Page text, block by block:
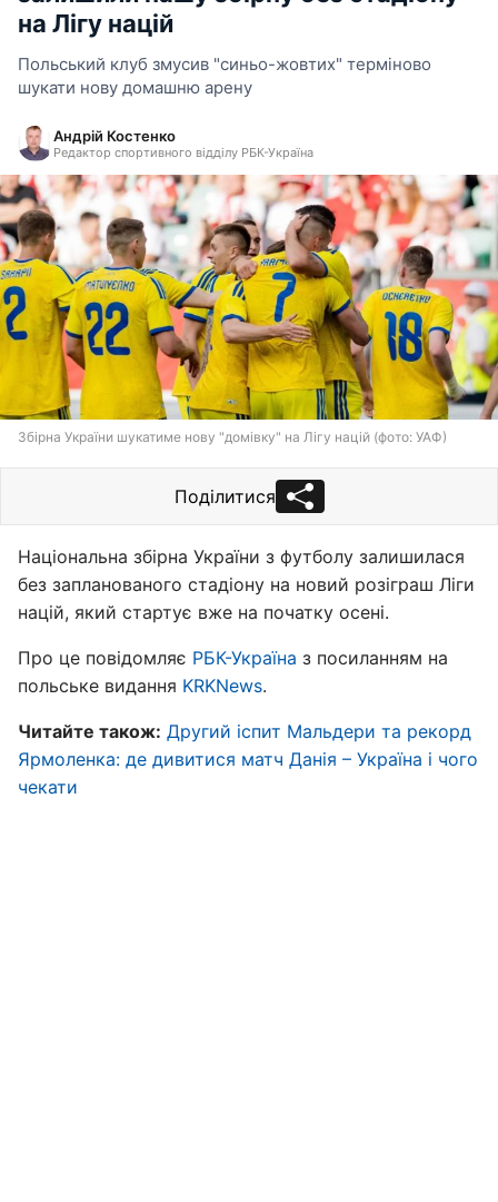
на Лігу націй
Польський клуб змусив "синьо-жовтих" терміново
шукати нову домашню арену
Андрій Костенко
Редактор спортивного відділу РБК-Україна
Збірна України шукатиме нову "домівку" на Лігу націй (фото: УАФ)
Поділитися
Національна збірна України з футболу залишилася
без запланованого стадіону на новий розіграш Ліги
націй, який стартує вже на початку осені.
Про це повідомляє РБК-Україна з посиланням на
польське видання KRKNews.
Читайте також: Другий іспит Мальдери та рекорд
Ярмоленка: де дивитися матч Данія – Україна і чого
чекати